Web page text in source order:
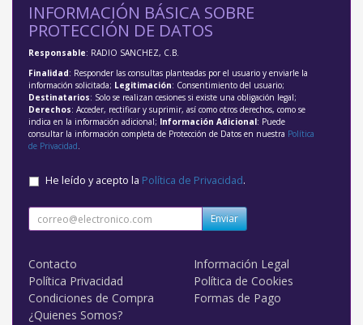
INFORMACIÓN BÁSICA SOBRE
PROTECCIÓN DE DATOS
Responsable: RADIO SANCHEZ, C.B.
Finalidad: Responder las consultas planteadas por el usuario y enviarle la
información solicitada; Legitimación: Consentimiento del usuario;
Destinatarios: Solo se realizan cesiones si existe una obligación legal;
Derechos: Acceder, rectificar y suprimir, así como otros derechos, como se
indica en la información adicional; Información Adicional: Puede
consultar la información completa de Protección de Datos en nuestra Política
de Privacidad.
He leído y acepto la Política de Privacidad.
Enviar
Contacto
Información Legal
Política Privacidad
Política de Cookies
Condiciones de Compra
Formas de Pago
¿Quienes Somos?